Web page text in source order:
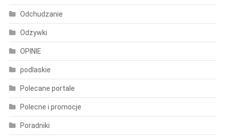
Odchudzanie
Odżywki
OPINIE
podlaskie
Polecane portale
Polecne i promocje
Poradniki